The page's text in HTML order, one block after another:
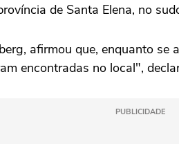
de Santa Elena, no
afirmou que, enquanto
encontradas no local",
PUBLICIDADE